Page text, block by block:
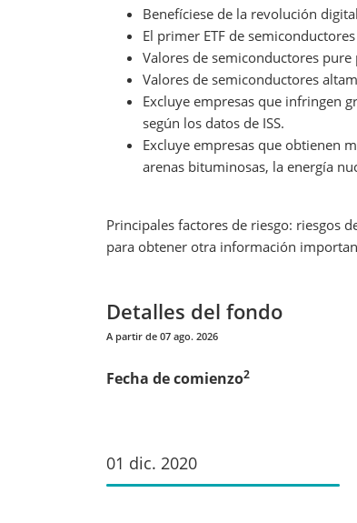
Benefíciese de la revolución digital
El primer ETF de
Valores de semiconductores
Valores de semiconductores
Excluye empresas que infringen
según los datos de ISS.
Excluye empresas que obtienen
arenas bituminosas, la energía
Principales factores de riesgo: riesgos
para obtener otra información
Detalles del fondo
A partir de 07 ago. 2026
Fecha de comienzo2
01 dic. 2020